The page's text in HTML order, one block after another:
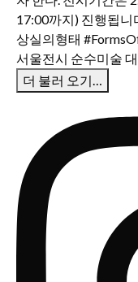
더 불러 오기…